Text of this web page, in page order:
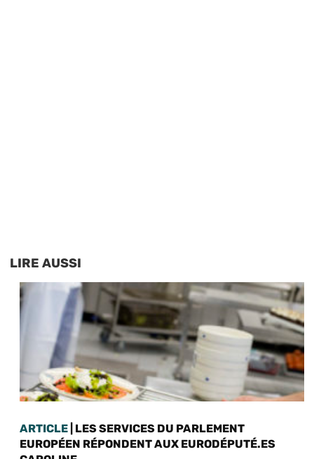
LIRE AUSSI
ARTICLE | LES SERVICES DU PARLEMENT
EUROPÉEN RÉPONDENT AUX EURODÉPUTÉ.ES